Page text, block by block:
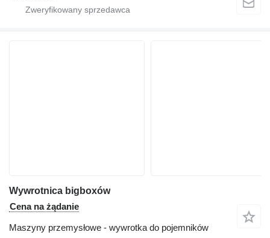
Wywrotnica bigboxów
Cena na żądanie
Maszyny przemysłowe - wywrotka do pojemników